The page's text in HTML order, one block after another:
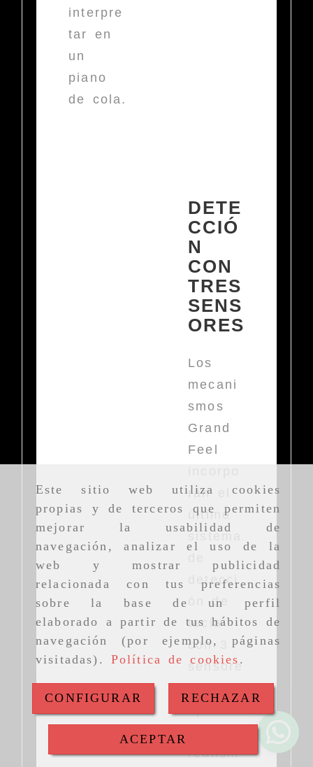
Este sitio web utiliza cookies
propias y de terceros que permiten
mejorar la usabilidad de
navegación, analizar el uso de la
web y mostrar publicidad
relacionada con tus preferencias
sobre la base de un perfil
elaborado a partir de tus hábitos de
navegación (por ejemplo, páginas
visitadas). Política de cookies .
CONFIGURAR RECHAZAR
ACEPTAR
interpre
tar en
un
piano
de cola.
DETE
CCIÓ
N
CON
TRES
SENS
ORES
Los
mecani
smos
Grand
Feel
ran el
último
detecci
ón de
tecla
con 3
sensore
realism